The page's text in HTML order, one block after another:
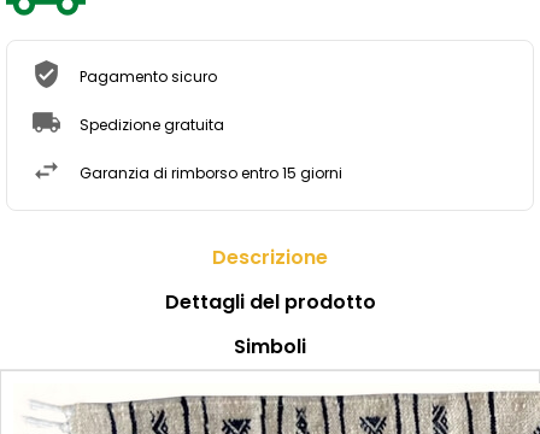
Pagamento sicuro
Spedizione gratuita
Garanzia di rimborso entro 15 giorni
Descrizione
Dettagli del prodotto
Simboli